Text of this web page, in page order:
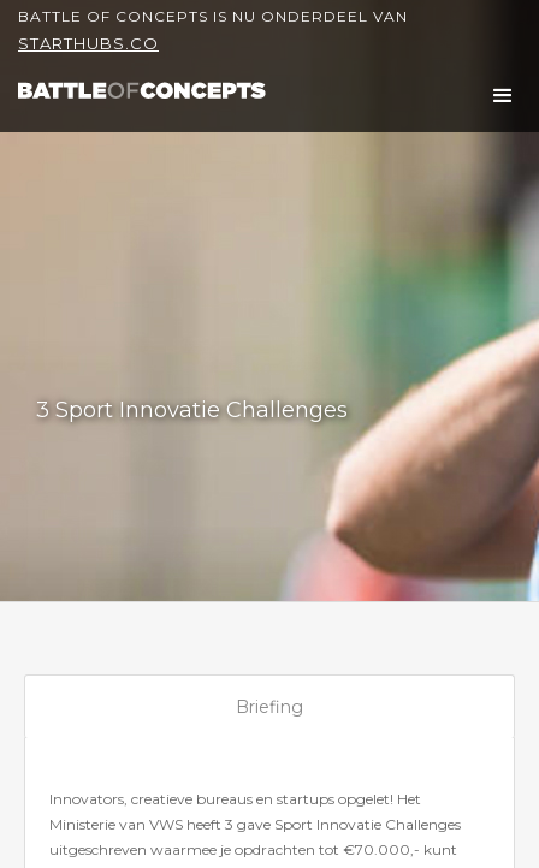
3 Sport Innovatie Challenges
BATTLE OF CONCEPTS IS NU ONDERDEEL VAN
STARTHUBS.CO
Briefing
Innovators, creatieve bureaus en startups opgelet! Het
Ministerie van VWS heeft 3 gave Sport Innovatie Challenges
uitgeschreven waarmee je opdrachten tot €70.000,- kunt